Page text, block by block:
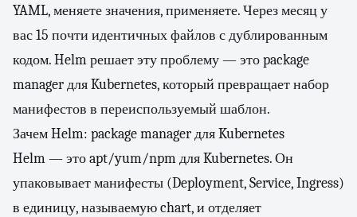
YAML, меняете значения, применяете. Через месяц у
вас 15 почти идентичных файлов с дублированным
кодом. Helm решает эту проблему — это package
manager для Kubernetes, который превращает набор
манифестов в переиспользуемый шаблон.
Зачем Helm: package manager для Kubernetes
Helm — это apt/yum/npm для Kubernetes. Он
упаковывает манифесты (Deployment, Service, Ingress)
в единицу, называемую chart, и отделяет